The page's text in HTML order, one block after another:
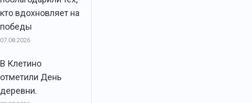
кто вдохновляет на
победы
07.08.2026
В Клетино
отметили День
деревни.